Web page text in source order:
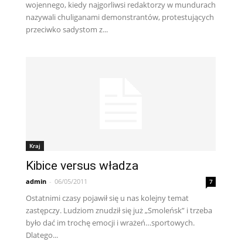
wojennego, kiedy najgorliwsi redaktorzy w mundurach
nazywali chuliganami demonstrantów, protestujących
przeciwko sadystom z...
Kraj
Kibice versus władza
admin - 06/05/2011 7
Ostatnimi czasy pojawił się u nas kolejny temat
zastępczy. Ludziom znudził się już „Smoleńsk” i trzeba
było dać im trochę emocji i wrażeń…sportowych.
Dlatego...